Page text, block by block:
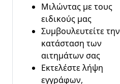
Μιλώντας με τους
ειδικούς μας
Συμβουλευτείτε την
κατάσταση των
αιτημάτων σας
Εκτελέστε λήψη
εγγράφων,